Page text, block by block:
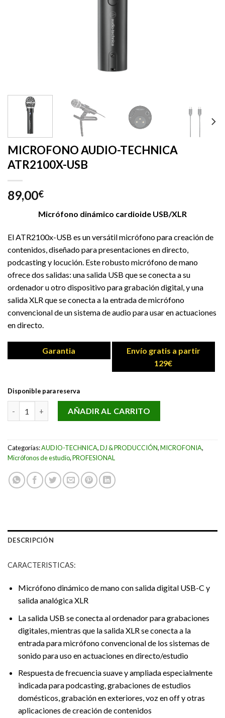
MICROFONO AUDIO-TECHNICA
ATR2100X-USB
89,00€
Micrófono dinámico cardioide USB/XLR
El ATR2100x-USB es un versátil micrófono para creación de
contenidos, diseñado para presentaciones en directo,
podcasting y locución. Este robusto micrófono de mano
ofrece dos salidas: una salida USB que se conecta a su
ordenador u otro dispositivo para grabación digital, y una
salida XLR que se conecta a la entrada de micrófono
convencional de un sistema de audio para usar en actuaciones
en directo.
Garantia
Envío gratis a partir
129€
Disponible para reserva
MICROFONO AUDIO-TECHNICA ATR2100X-USB cantidad
AÑADIR AL CARRITO
Categorías:AUDIO-TECHNICA,DJ & PRODUCCIÓN,MICROFONIA,
Micrófonos de estudio,PROFESIONAL
DESCRIPCIÓN
CARACTERISTICAS:
Micrófono dinámico de mano con salida digital USB-C y
salida analógica XLR
La salida USB se conecta al ordenador para grabaciones
digitales, mientras que la salida XLR se conecta a la
entrada para micrófono convencional de los sistemas de
sonido para uso en actuaciones en directo/estudio
Respuesta de frecuencia suave y ampliada especialmente
indicada para podcasting, grabaciones de estudios
domésticos, grabación en exteriores, voz en off y otras
aplicaciones de creación de contenidos